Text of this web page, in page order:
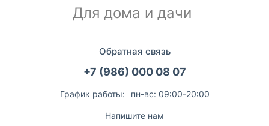
Для дома и дачи
Обратная связь
+7 (986) 000 08 07
График работы: пн-вс: 09:00-20:00
Напишите нам